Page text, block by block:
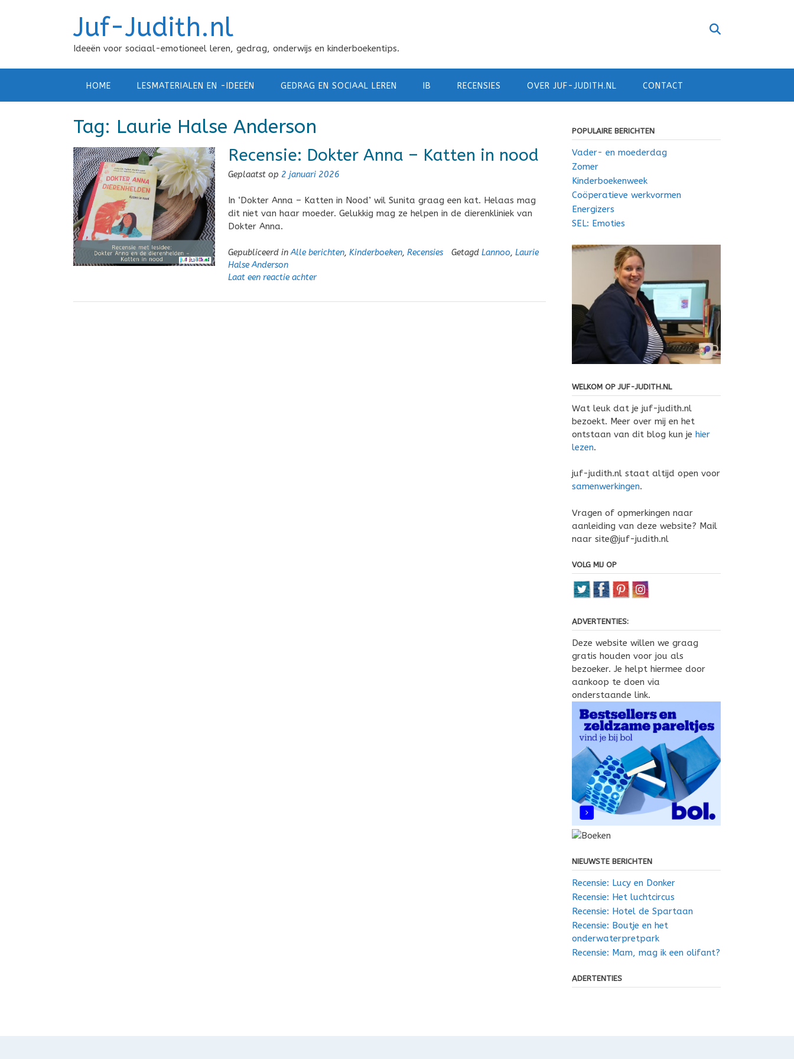
Juf-Judith.nl
Ideeën voor sociaal-emotioneel leren, gedrag, onderwijs en kinderboekentips.
HOME LESMATERIALEN EN -IDEEËN GEDRAG EN SOCIAAL LEREN IB RECENSIES OVER JUF-JUDITH.NL CONTACT
Tag: Laurie Halse Anderson
Recensie: Dokter Anna – Katten in nood
Geplaatst op 2 januari 2026
In ‘Dokter Anna – Katten in Nood’ wil Sunita graag een kat. Helaas mag
dit niet van haar moeder. Gelukkig mag ze helpen in de dierenkliniek van
Dokter Anna.
Gepubliceerd inAlle berichten, Kinderboeken, Recensies Getagd Lannoo, Laurie
Halse Anderson
Laat een reactie achter
POPULAIRE BERICHTEN
Vader- en moederdag
Zomer
Kinderboekenweek
Coöperatieve werkvormen
Energizers
SEL: Emoties
WELKOM OP JUF-JUDITH.NL
Wat leuk dat je juf-judith.nl
bezoekt. Meer over mij en het
ontstaan van dit blog kun je hier
lezen.
juf-judith.nl staat altijd open voor
samenwerkingen.
Vragen of opmerkingen naar
aanleiding van deze website? Mail
naar site@juf-judith.nl
VOLG MIJ OP
ADVERTENTIES:
Deze website willen we graag
gratis houden voor jou als
bezoeker. Je helpt hiermee door
aankoop te doen via
onderstaande link.
NIEUWSTE BERICHTEN
Recensie: Lucy en Donker
Recensie: Het luchtcircus
Recensie: Hotel de Spartaan
Recensie: Boutje en het
onderwaterpretpark
Recensie: Mam, mag ik een olifant?
ADERTENTIES